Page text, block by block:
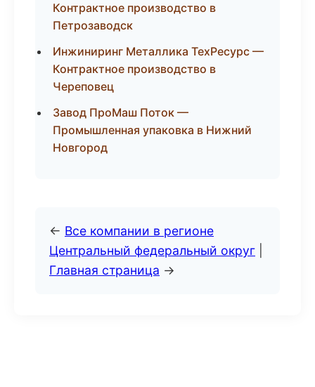
Контрактное производство в
Петрозаводск
Инжиниринг Металлика ТехРесурс —
Контрактное производство в
Череповец
Завод ПроМаш Поток —
Промышленная упаковка в Нижний
Новгород
← Все компании в регионе
Центральный федеральный округ
Главная страница →